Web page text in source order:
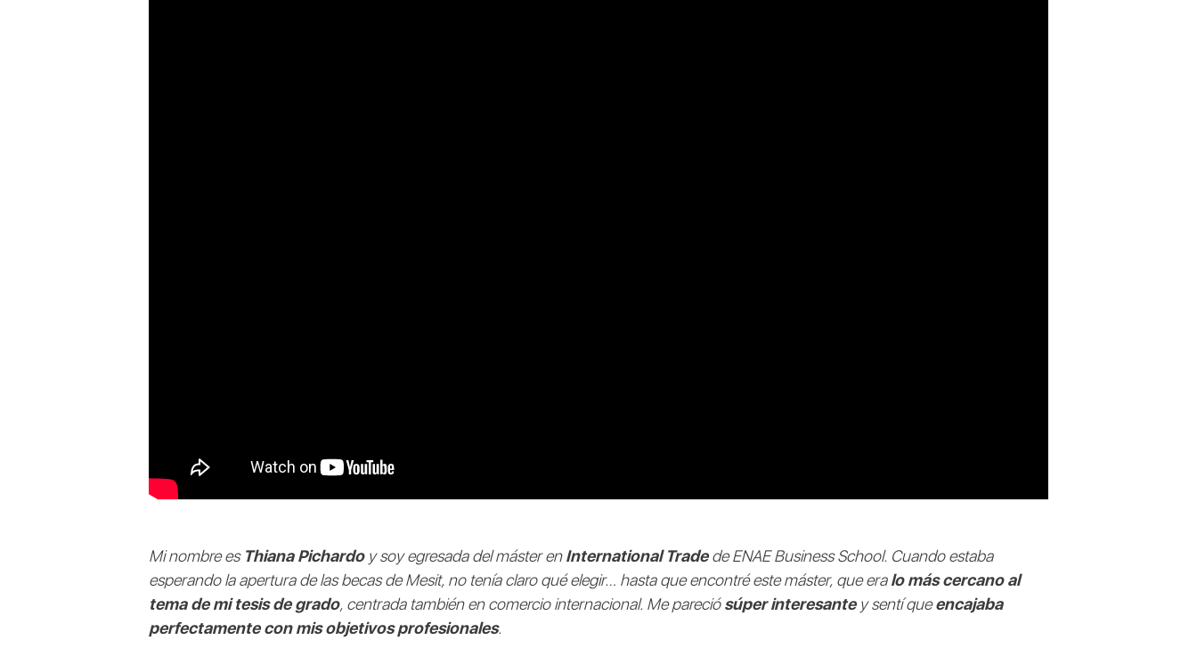
Mi nombre es Thiana Pichardoy soy egresada del máster enInternational Tradede ENAE Business School. Cuando estaba
esperando la apertura de las becas de Mesit, no tenía claro qué elegir… hasta que encontré este máster, que eralo más cercano al
tema de mi tesis de grado, centrada también en comercio internacional. Me pareciósúper interesantey sentí queencajaba
perfectamente con mis objetivos profesionales.